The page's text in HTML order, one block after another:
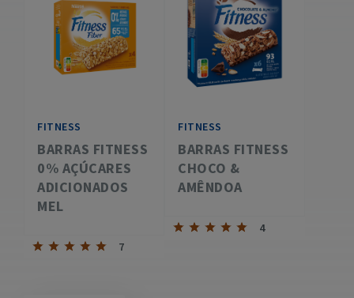
FITNESS
BARRAS FITNESS
0% AÇÚCARES
ADICIONADOS
MEL
7
FITNESS
BARRAS FITNESS
CHOCO &
AMÊNDOA
4